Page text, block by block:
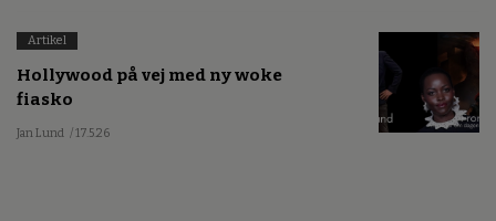
Artikel
Hollywood på vej med ny woke
fiasko
Jan Lund / 17.5.26